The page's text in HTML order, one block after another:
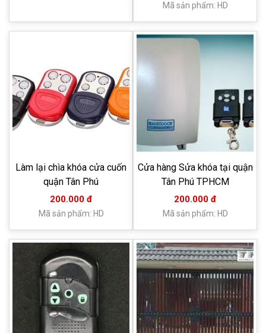
Mã sản phẩm: HD
Làm lại chìa khóa cửa cuốn
quận Tân Phú
200.000 đ
Mã sản phẩm: HD
Cửa hàng Sửa khóa tại quận
Tân Phú TPHCM
200.000 đ
Mã sản phẩm: HD